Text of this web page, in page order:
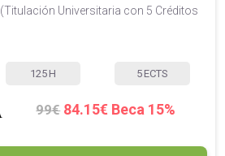
(Titulación Universitaria con 5 Créditos
125 H 5 ECTS
99€ 84.15€ Beca 15%